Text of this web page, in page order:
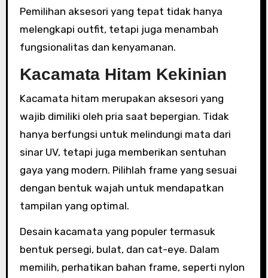
Pemilihan aksesori yang tepat tidak hanya
melengkapi outfit, tetapi juga menambah
fungsionalitas dan kenyamanan.
Kacamata Hitam Kekinian
Kacamata hitam merupakan aksesori yang
wajib dimiliki oleh pria saat bepergian. Tidak
hanya berfungsi untuk melindungi mata dari
sinar UV, tetapi juga memberikan sentuhan
gaya yang modern. Pilihlah frame yang sesuai
dengan bentuk wajah untuk mendapatkan
tampilan yang optimal.
Desain kacamata yang populer termasuk
bentuk persegi, bulat, dan cat-eye. Dalam
memilih, perhatikan bahan frame, seperti nylon